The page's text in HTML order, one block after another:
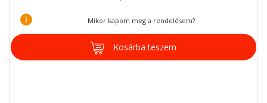
i Mikor kapom meg a rendelésem?
Kosárba teszem